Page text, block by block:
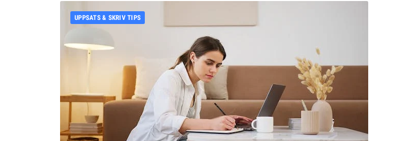
UPPSATS & SKRIV TIPS